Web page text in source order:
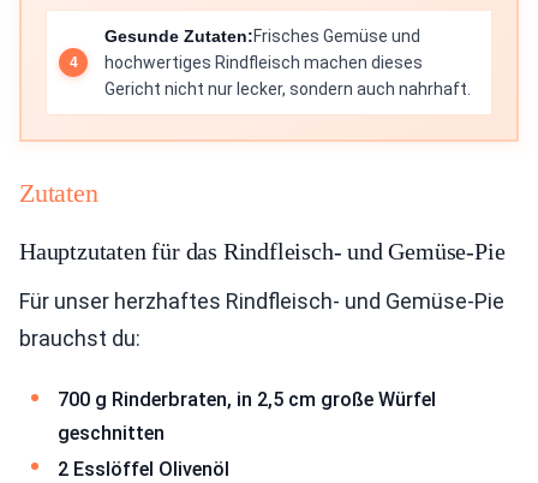
Gesunde Zutaten:Frisches Gemüse und
hochwertiges Rindfleisch machen dieses
Gericht nicht nur lecker, sondern auch nahrhaft.
Zutaten
Hauptzutaten für das Rindfleisch- und Gemüse-Pie
Für unser herzhaftes Rindfleisch- und Gemüse-Pie
brauchst du:
700 g Rinderbraten, in 2,5 cm große Würfel
geschnitten
2 Esslöffel Olivenöl